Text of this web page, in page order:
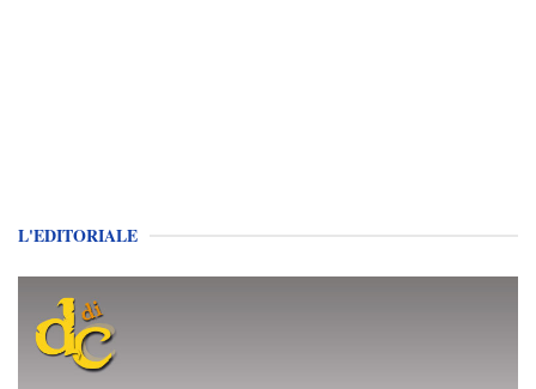
L'EDITORIALE